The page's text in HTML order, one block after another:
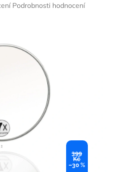
Podrobnosti hodnocení
399
Kč
–30 %